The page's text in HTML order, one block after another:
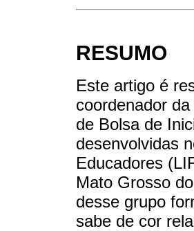
RESUMO
Este artigo é
coordenador
de Bolsa de
desenvolvidas
Educadores
Mato Grosso
desse grupo
sabe de cor